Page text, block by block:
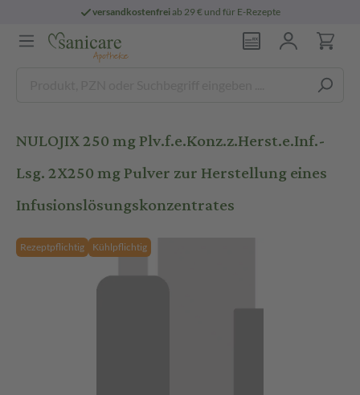
versandkostenfreiab 29 € und für E-Rezepte
NULOJIX 250 mg Plv.f.e.Konz.z.Herst.e.Inf.-
Lsg. 2X250 mg Pulver zur Herstellung eines
Infusionslösungskonzentrates
Rezeptpflichtig Kühlpflichtig